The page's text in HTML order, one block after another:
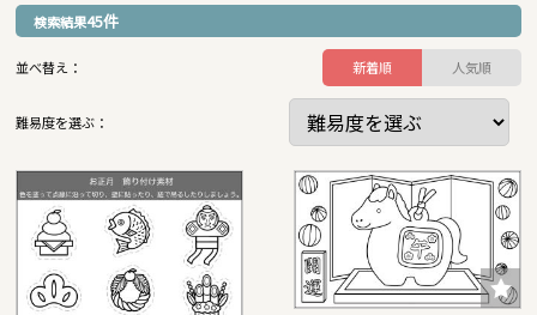
検索結果45件
並べ替え： 新着順 人気順
難易度を選ぶ：